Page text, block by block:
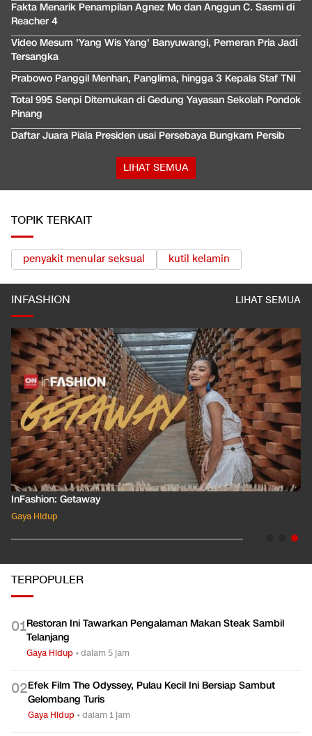
Fakta Menarik Penampilan Agnez Mo dan Anggun C. Sasmi di
Reacher 4
Video Mesum 'Yang Wis Yang' Banyuwangi, Pemeran Pria Jadi
Tersangka
Prabowo Panggil Menhan, Panglima, hingga 3 Kepala Staf TNI
Total 995 Senpi Ditemukan di Gedung Yayasan Sekolah Pondok
Pinang
Daftar Juara Piala Presiden usai Persebaya Bungkam Persib
LIHAT SEMUA
TOPIK TERKAIT
penyakit menular seksual kutil kelamin
INFASHION LIHAT SEMUA
InFashion: Masking the Ox
Gaya Hidup
TERPOPULER
01Restoran Ini Tawarkan Pengalaman Makan Steak Sambil
Telanjang
Gaya Hidup •dalam 5 jam
02Efek Film The Odyssey, Pulau Kecil Ini Bersiap Sambut
Gelombang Turis
Gaya Hidup •dalam 1 jam